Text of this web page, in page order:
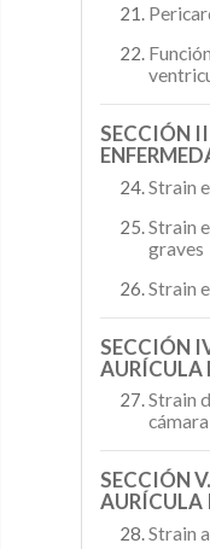
SECCIÓN
Strain
Strain
graves
Strain
SECCIÓN
AURÍCULA
Strain
SECCIÓN
AURÍCULA
Strain